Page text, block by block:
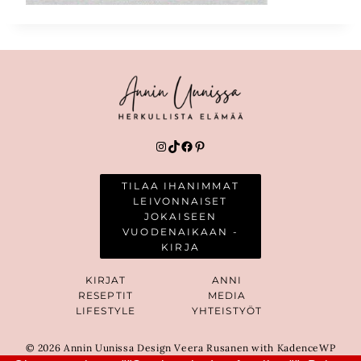
Instagram
TikTok
Facebook
Pinterest
TILAA IHANIMMAT
LEIVONNAISET
JOKAISEEN
VUODENAIKAAN -
KIRJA
KIRJAT
RESEPTIT
LIFESTYLE
ANNI
MEDIA
YHTEISTYÖT
© 2026 Annin Uunissa Design Veera Rusanen with KadenceWP